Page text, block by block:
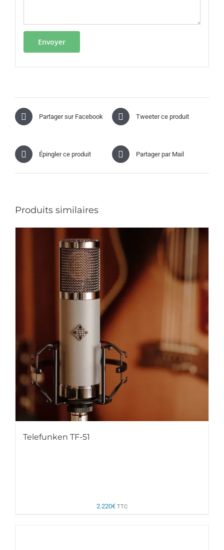
Partager sur Facebook Tweeter ce produit
Épingler ce produit Partager par Mail
Produits similaires
Telefunken TF-51
2.220€ TTC